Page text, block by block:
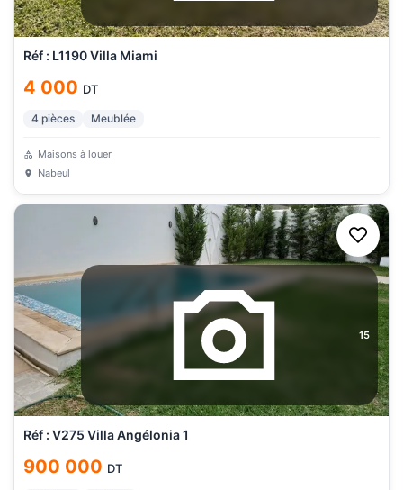
Réf : L1190 Villa Miami
4 000 DT
4 pièces Meublée
Maisons à louer
Nabeul
15
Réf : V275 Villa Angélonia 1
900 000 DT